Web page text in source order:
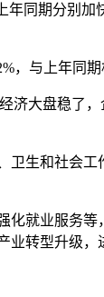
同期分别加
与上年同期
大盘稳了
和社会工
就业服务等
转型升级，